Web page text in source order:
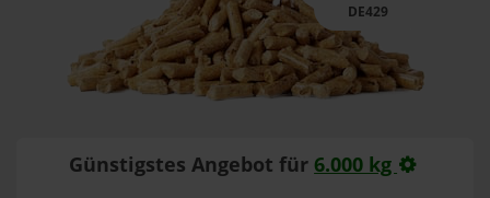
DE429
Günstigstes Angebot für 6.000 kg